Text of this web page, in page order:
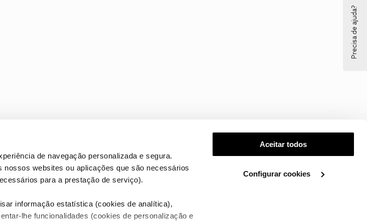
de navegação personalizada e segura.
websites ou aplicações que são necessários
para a prestação de serviço).
informação estatística (cookies de analítica),
lhe funcionalidades (cookies de personalização e
Aceitar todos
Configurar cookies
Precisa de ajuda?